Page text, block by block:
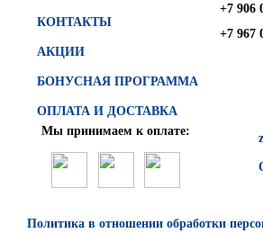
КОНТАКТЫ
АКЦИИ
БОНУСНАЯ ПРОГРАММА
ОПЛАТА И ДОСТАВКА
+7 906
+7 967
Мы принимаем к оплате:
Политика в отношении обработки